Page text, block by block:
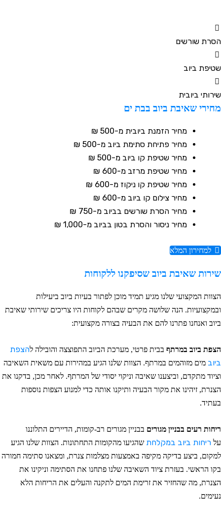
שורשים
ביוב
ביובית
שאיבת ביוב בבת ים
מחיר הזמנת ביוביתמ-500 ₪
מחיר פתיחת סתימת ביובמ-500 ₪
מחיר שטיפת קו ביובמ-500 ₪
מחיר שטיפת מרזבמ-600 ₪
מחיר שטיפת קו ניקוזמ-600 ₪
מחיר צילום קו ביובמ-600 ₪
מחיר הסרת שורשים בביובמ-750 ₪
מחיר ניסור והסרת בטון בביובמ-1,000 ₪
למחירון המלא
שאיבת ביוב שסיפקנו ללקוחות
המקצועי שלנו מגיע תמיד מוכן לפתור בעיות ביוב ביעילות
הנה שלושה מקרים שבהם לקוחות היו צריכים שירותי שאיבת
ואנחנו פתרנו להם את הבעיה בצורה מקצועית:
ביוב במרתףבבית פרטי, מערכת הביוב התפוצצה והובילה להצפת
מים מזוהמים במרתף. הצוות שלנו הגיע במהירות עם משאית השאיבה
מתקדם, וביצענו שאיבה וניקוי יסודי של המרתף. לאחר מכן, בדקנו את
זיהינו את מקור הבעיה ותיקנו אותה כדי למנוע הצפות נוספות
רעים בבניין מגוריםבבניין מגורים רב-קומות, הדיירים התלוננו
ריחות ביוב במקלחתשהגיעו מהקומות התחתונות. הצוות שלנו הגיע
ביצע בדיקה מקיפה באמצעות מצלמות צנרת, ומצאנו סתימה חמורה
הראשי. בעזרת ציוד השאיבה שלנו פתחנו את הסתימה וניקינו את
מה שהחזיר את זרימת המים לתקנה והעלים את הריחות הלא